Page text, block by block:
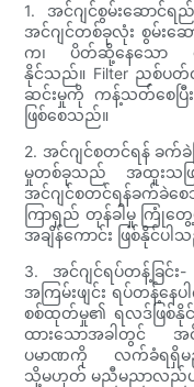
1. အင်ဂျင်စွမ်းဆောင်
အင်ဂျင်တစ်ခုလုံး စွမ်း
က၊ ပိတ်ဆို့နေသော လ
နိုင်သည်။ Filter ညစ်ပတ်
ဆင်းမှုကို ကန့်သတ်စေပ
ဖြစ်စေသည်။
2. အင်ဂျင်စတင်ရန် ခက်
မှုတစ်ခုသည် အထူးသဖြ
အင်ဂျင်စတင်ရန်ခက်ခဲ
ကြာရှည် တုန်ခါမှု ကြုံတွ
အချိန်ကောင်း ဖြစ်နိုင်ပါ
3. အင်ဂျင်ရပ်တန့်ခြ
အကြမ်းဖျင်း ရပ်တန့်န
စစ်ထုတ်မှု၏ ရလဒ်ဖြစ်
ထားသောအခါတွင် အ
ပမာဏကို လက်ခံရရှိမည်
သို့မဟုတ် မညီမညာလည်ပ